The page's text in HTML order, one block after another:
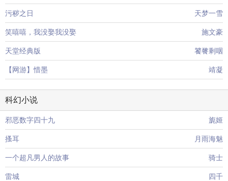
污秽之日 天梦一雪
笑嘻嘻，我没娶我没娶 施文豪
天堂经典版 饕餮剩咽
【网游】惜墨 靖凝
科幻小说
邪恶数字四十九 旎姬
搔耳 月雨海魅
一个超凡男人的故事 骑士
雷城 四千